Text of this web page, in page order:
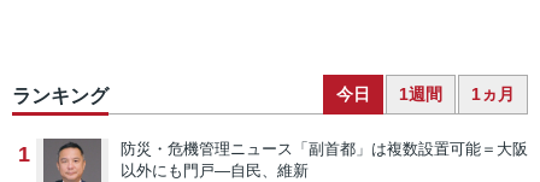
ランキング 今日 1週間 1ヵ月
1 防災・危機管理ニュース 「副首都」は複数設置可能＝大阪
以外にも門戸―自民、維新